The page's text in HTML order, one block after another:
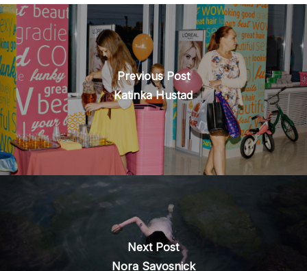
Previous Post
Katinka Hustad
Next Post
Nora Savosnick